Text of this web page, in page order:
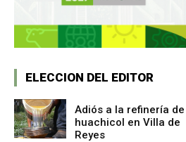
ELECCION DEL EDITOR
Adiós a la refinería de
huachicol en Villa de
Reyes